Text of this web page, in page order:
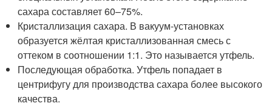
сахара составляет 60–75%.
Кристаллизация сахара. В вакуум-установках
образуется жёлтая кристаллизованная смесь с
оттеком в соотношении 1:1. Это называется утфель.
Последующая обработка. Утфель попадает в
центрифугу для производства сахара более высокого
качества.